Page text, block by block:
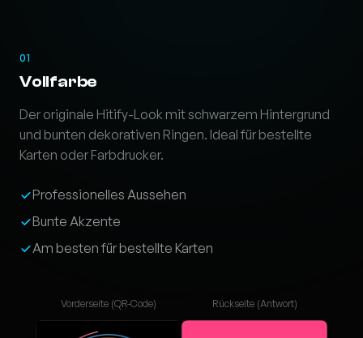
01
Vollfarbe
Der originale Hitify-Look mit schwarzem Hintergrund
und bunten dekorativen Ringen. Ideal für bestellte
Karten oder Farbdrucker.
Professionelles Aussehen
Bunte Akzente
Am besten für bestellte Karten
Vorderseite (QR-Code) Rückseite (Antwort)